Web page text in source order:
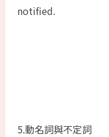
notified.
5.動名詞與不定詞